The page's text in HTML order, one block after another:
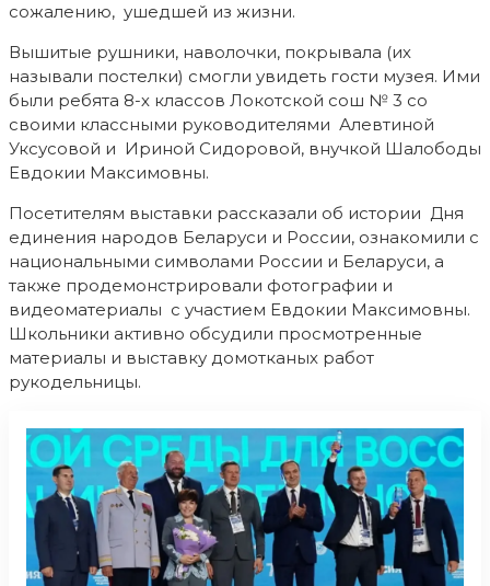
сожалению, ушедшей из жизни.
Вышитые рушники, наволочки, покрывала (их
называли постелки) смогли увидеть гости музея. Ими
были ребята 8-х классов Локотской сош № 3 со
своими классными руководителями Алевтиной
Уксусовой и Ириной Сидоровой, внучкой Шалободы
Евдокии Максимовны.
Посетителям выставки рассказали об истории Дня
единения народов Беларуси и России, ознакомили с
национальными символами России и Беларуси, а
также продемонстрировали фотографии и
видеоматериалы с участием Евдокии Максимовны.
Школьники активно обсудили просмотренные
материалы и выставку домотканых работ
рукодельницы.